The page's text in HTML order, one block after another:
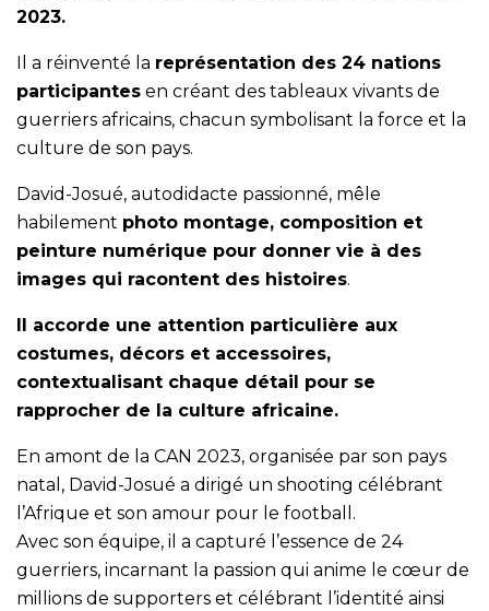
2023.
Il a réinventé la représentation des 24 nations
participantes en créant des tableaux vivants de
guerriers africains, chacun symbolisant la force et la
culture de son pays.
David-Josué, autodidacte passionné, mêle
habilement photo montage, composition et
peinture numérique pour donner vie à des
images qui racontent des histoires.
Il accorde une attention particulière aux
costumes, décors et accessoires,
contextualisant chaque détail pour se
rapprocher de la culture africaine.
En amont de la CAN 2023, organisée par son pays
natal, David-Josué a dirigé un shooting célébrant
l’Afrique et son amour pour le football.
Avec son équipe, il a capturé l’essence de 24
guerriers, incarnant la passion qui anime le cœur de
millions de supporters et célébrant l’identité ainsi